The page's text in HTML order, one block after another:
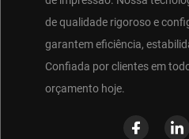
de qualidade rigoroso e
garantem eficiência,
Confiada por clientes em
orçamento hoje.